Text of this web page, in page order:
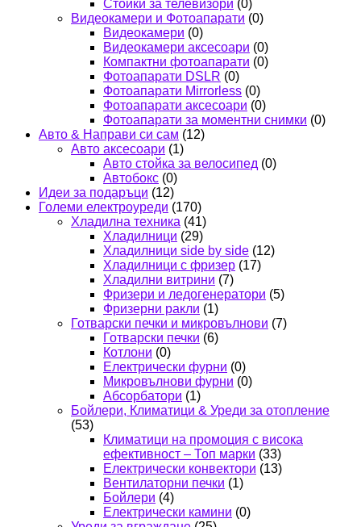
Стойки за телевизори (0)
Видеокамери и Фотоапарати (0)
Видеокамери (0)
Видеокамери аксесоари (0)
Компактни фотоапарати (0)
Фотоапарати DSLR (0)
Фотоапарати Mirrorless (0)
Фотоапарати аксесоари (0)
Фотоапарати за моментни снимки (0)
Авто & Направи си сам (12)
Авто аксесоари (1)
Авто стойка за велосипед (0)
Автобокс (0)
Идеи за подаръци (12)
Големи електроуреди (170)
Хладилна техника (41)
Хладилници (29)
Хладилници side by side (12)
Хладилници с фризер (17)
Хладилни витрини (7)
Фризери и ледогенератори (5)
Фризерни ракли (1)
Готварски печки и микровълнови (7)
Готварски печки (6)
Котлони (0)
Електрически фурни (0)
Микровълнови фурни (0)
Абсорбатори (1)
Бойлери, Климатици & Уреди за отопление
(53)
Климатици на промоция с висока
ефективност – Топ марки (33)
Електрически конвектори (13)
Вентилаторни печки (1)
Бойлери (4)
Електрически камини (0)